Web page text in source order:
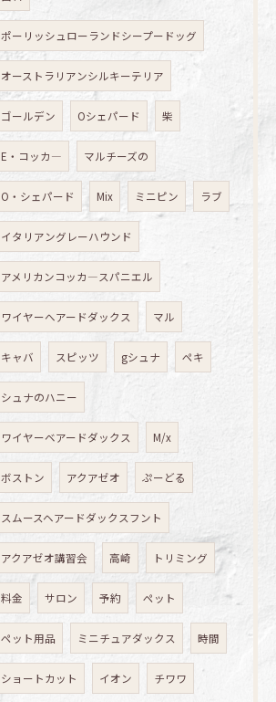
ポーリッシュローランドシープードッグ
オーストラリアンシルキーテリア
ゴールデン Oシェパード 柴
E・コッカ― マルチーズの
O・シェパード Mix ミニピン ラブ
イタリアングレーハウンド
アメリカンコッカ―スパニエル
ワイヤーへアードダックス マル
キャバ スピッツ gシュナ ペキ
シュナのハニー
ワイヤーベアードダックス M/x
ボストン アクアゼオ ぷーどる
スムースヘアードダックスフント
アクアゼオ講習会 高崎 トリミング
料金 サロン 予約 ペット
ペット用品 ミニチュアダックス 時間
ショートカット イオン チワワ